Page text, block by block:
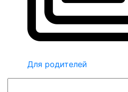
Для родителей